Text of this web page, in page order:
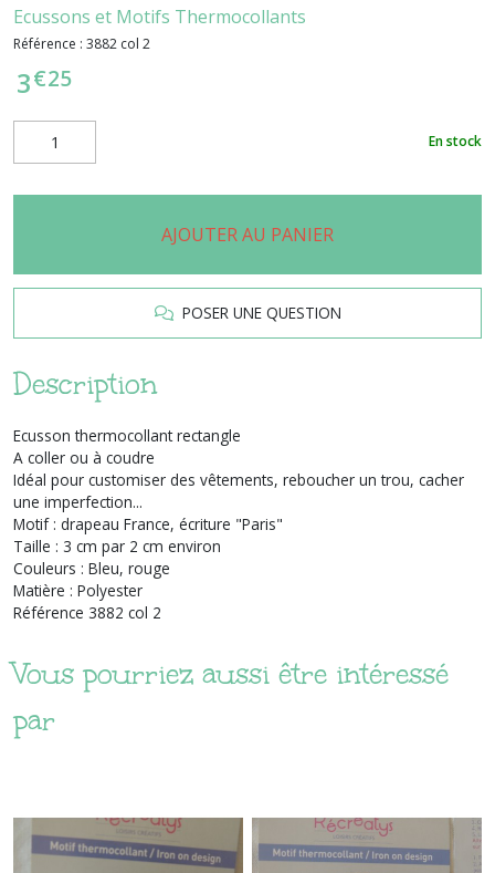
Ecussons et Motifs Thermocollants
Référence : 3882 col 2
3€25
En stock
AJOUTER AU PANIER
POSER UNE QUESTION
Description
Ecusson thermocollant rectangle
A coller ou à coudre
Idéal pour customiser des vêtements, reboucher un trou, cacher
une imperfection...
Motif : drapeau France, écriture "Paris"
Taille : 3 cm par 2 cm environ
Couleurs : Bleu, rouge
Matière : Polyester
Référence 3882 col 2
Vous pourriez aussi être intéressé
par